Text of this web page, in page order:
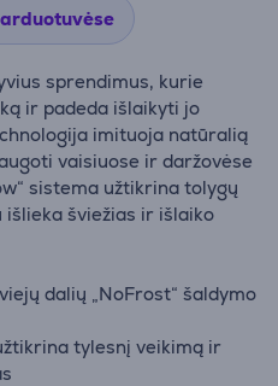
sprendimus, kurie
ir padeda išlaikyti jo
imituoja natūralią
vaisiuose ir daržovėse
sistema užtikrina tolygų
šviežias ir išlaiko
dalių „NoFrost“ šaldymo
tylesnį veikimą ir